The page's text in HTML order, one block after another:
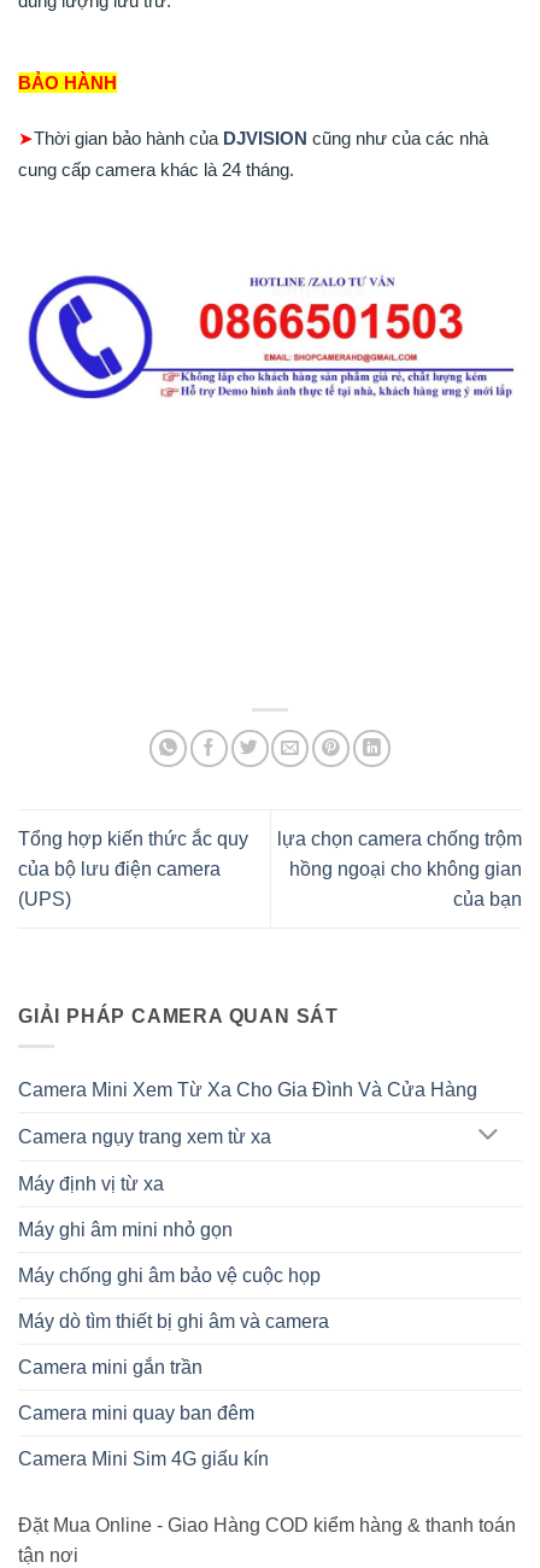
BẢO HÀNH
➤Thời gian bảo hành của DJVISION cũng như của các nhà
cung cấp camera khác là 24 tháng.
Tổng hợp kiến thức ắc quy
của bộ lưu điện camera
(UPS)
lựa chọn camera chống trộm
hồng ngoại cho không gian
của bạn
GIẢI PHÁP CAMERA QUAN SÁT
Camera Mini Xem Từ Xa Cho Gia Đình Và Cửa Hàng
Camera ngụy trang xem từ xa
Máy định vị từ xa
Máy ghi âm mini nhỏ gọn
Máy chống ghi âm bảo vệ cuộc họp
Máy dò tìm thiết bị ghi âm và camera
Camera mini gắn trần
Camera mini quay ban đêm
Camera Mini Sim 4G giấu kín
Đặt Mua Online - Giao Hàng COD kiểm hàng & thanh toán
tận nơi